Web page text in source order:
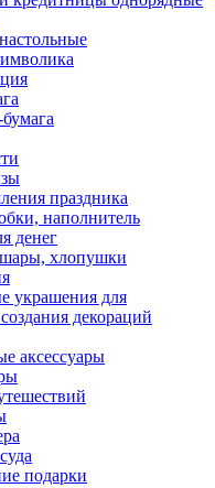
праздника
наполнитель
денег
хлопушки
украшения для
декораций
аксессуары
подарки